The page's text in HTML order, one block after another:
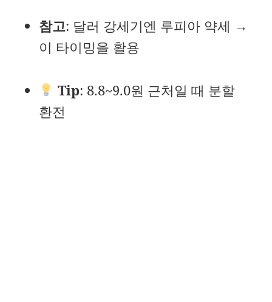
참고: 달러 강세기엔 루피아 약세 →
이 타이밍을 활용
Tip: 8.8~9.0원 근처일 때 분할
환전